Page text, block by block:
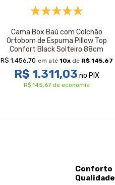
Cama Box Baú com Colchão
Ortobom de Espuma Pillow Top
Confort Black Solteiro 88cm
R$ 1.456,70 em até 10xde R$ 145,67
R$ 1.311,03 no PIX
R$ 145,67 de economia
Conforto
Qualidade